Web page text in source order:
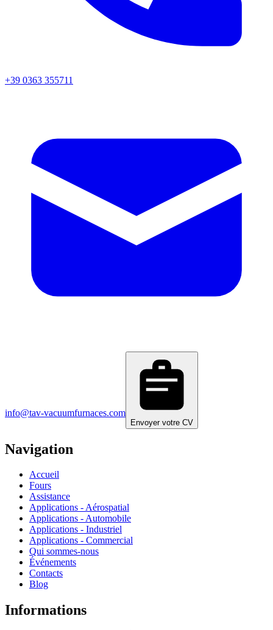
+39 0363 355711
info@tav-vacuumfurnaces.com
Envoyer votre CV
Navigation
Accueil
Fours
Assistance
Applications - Aérospatial
Applications - Automobile
Applications - Industriel
Applications - Commercial
Qui sommes-nous
Événements
Contacts
Blog
Informations